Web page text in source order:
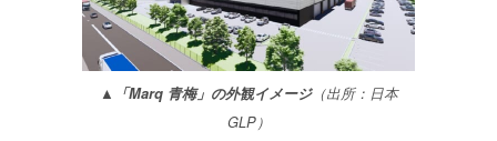
▲「Marq 青梅」の外観イメージ（出所：日本
GLP）